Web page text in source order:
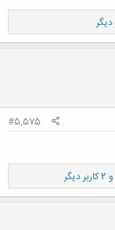
#5,575
و 2 کاربر دیگر